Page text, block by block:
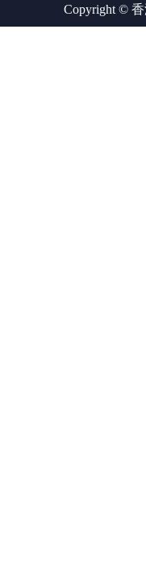
Copyright © 香